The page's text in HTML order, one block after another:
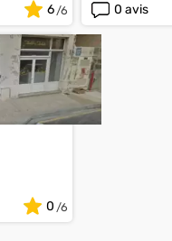
6 0 avis
0